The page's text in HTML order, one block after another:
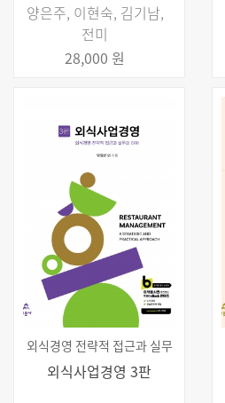
양은주, 이현숙, 김기남,
전미
28,000 원
외식경영 전략적 접근과 실무
외식사업경영 3판